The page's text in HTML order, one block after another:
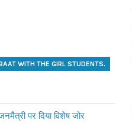
WITH THE GIRL STUDENTS.
पर दिया विशेष जोर